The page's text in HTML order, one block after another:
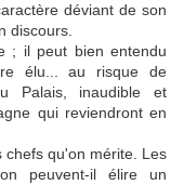
déviant de son
discours.
; il peut bien entendu
élu... au risque de
Palais, inaudible et
qui reviendront en
chefs qu'on mérite. Les
peuvent-il élire un